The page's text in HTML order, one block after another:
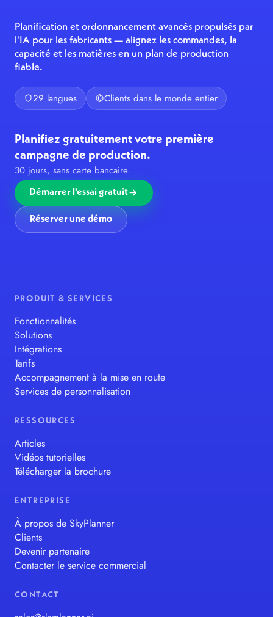
Planification et ordonnancement avancés propulsés par
l'IA pour les fabricants — alignez les commandes, la
capacité et les matières en un plan de production
fiable.
29 langues Clients dans le monde entier
Planifiez gratuitement votre première
campagne de production.
30 jours, sans carte bancaire.
Démarrer l'essai gratuit
Réserver une démo
PRODUIT & SERVICES
Fonctionnalités
Solutions
Intégrations
Tarifs
Accompagnement à la mise en route
Services de personnalisation
RESSOURCES
Articles
Vidéos tutorielles
Télécharger la brochure
ENTREPRISE
À propos de SkyPlanner
Clients
Devenir partenaire
Contacter le service commercial
CONTACT